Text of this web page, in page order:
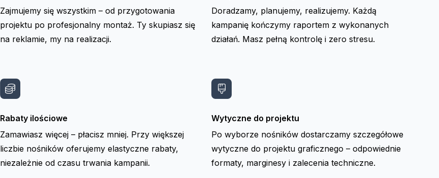
Zajmujemy się wszystkim – od przygotowania
projektu po profesjonalny montaż. Ty skupiasz się
na reklamie, my na realizacji.
Doradzamy, planujemy, realizujemy. Każdą
kampanię kończymy raportem z wykonanych
działań. Masz pełną kontrolę i zero stresu.
Rabaty ilościowe
Zamawiasz więcej – płacisz mniej. Przy większej
liczbie nośników oferujemy elastyczne rabaty,
niezależnie od czasu trwania kampanii.
Wytyczne do projektu
Po wyborze nośników dostarczamy szczegółowe
wytyczne do projektu graficznego – odpowiednie
formaty, marginesy i zalecenia techniczne.